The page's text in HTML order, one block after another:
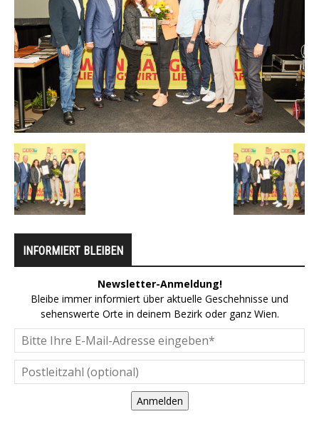
INFORMIERT BLEIBEN
Newsletter-Anmeldung!
Bleibe immer informiert über aktuelle Geschehnisse und
sehenswerte Orte in deinem Bezirk oder ganz Wien.
Anmelden